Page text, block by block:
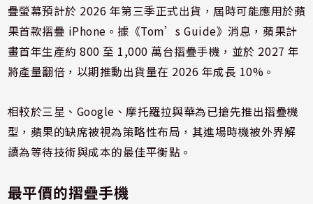
疊螢幕預計於 2026 年第三季正式出貨，屆時可能應用於蘋
果首款摺疊 iPhone。據《Tom’s Guide》消息，蘋果計
畫首年生產約 800 至 1,000 萬台摺疊手機，並於 2027 年
將產量翻倍，以期推動出貨量在 2026 年成長 10%。
相較於三星、Google、摩托羅拉與華為已搶先推出摺疊機
型，蘋果的缺席被視為策略性布局，其進場時機被外界解
讀為等待技術與成本的最佳平衡點。
最平價的摺疊手機